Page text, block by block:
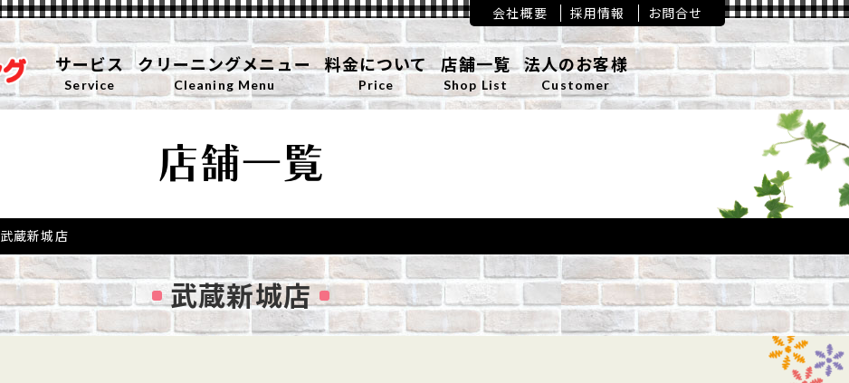
サービス
Service
クリーニングメニュー
Cleaning Menu
料金について
Price
店舗一覧
Shop List
法人のお客様
Customer
会社概要 採用情報 お問合せ
武蔵新城店
武蔵新城店